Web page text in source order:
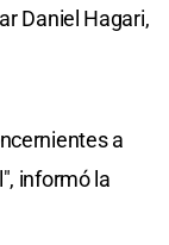
Daniel Hagari,
a
informó la